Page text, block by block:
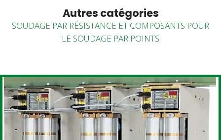
Autres catégories
SOUDAGE PAR RÉSISTANCE ET COMPOSANTS POUR
LE SOUDAGE PAR POINTS